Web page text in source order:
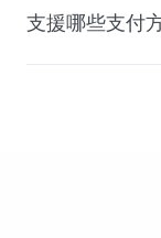
支援哪些支付